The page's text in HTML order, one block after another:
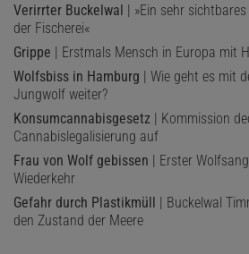
Verirrter Buckelwal | »Ein sehr
der Fischerei«
Grippe | Erstmals Mensch in Europa mit
Wolfsbiss in Hamburg | Wie geht es mit
Jungwolf weiter?
Konsumcannabisgesetz | Kommission
Cannabislegalisierung auf
Frau von Wolf gebissen | Erster
Wiederkehr
Gefahr durch Plastikmüll | Buckelwal
den Zustand der Meere